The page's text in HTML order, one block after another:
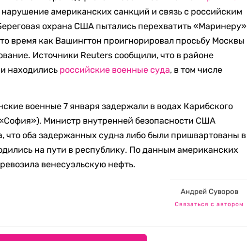
американских санкций и связь с российским
охрана США пытались перехватить «Маринеру»
время как Вашингтон проигнорировал просьбу Москвы
Источники Reuters сообщили, что в районе
находились российские военные суда, в том числе
военные 7 января задержали в водах Карибского
Министр внутренней безопасности США
что оба задержанных судна либо были пришвартованы в
на пути в республику. По данным американских
венесуэльскую нефть.
Андрей Суворов
Связаться с автором